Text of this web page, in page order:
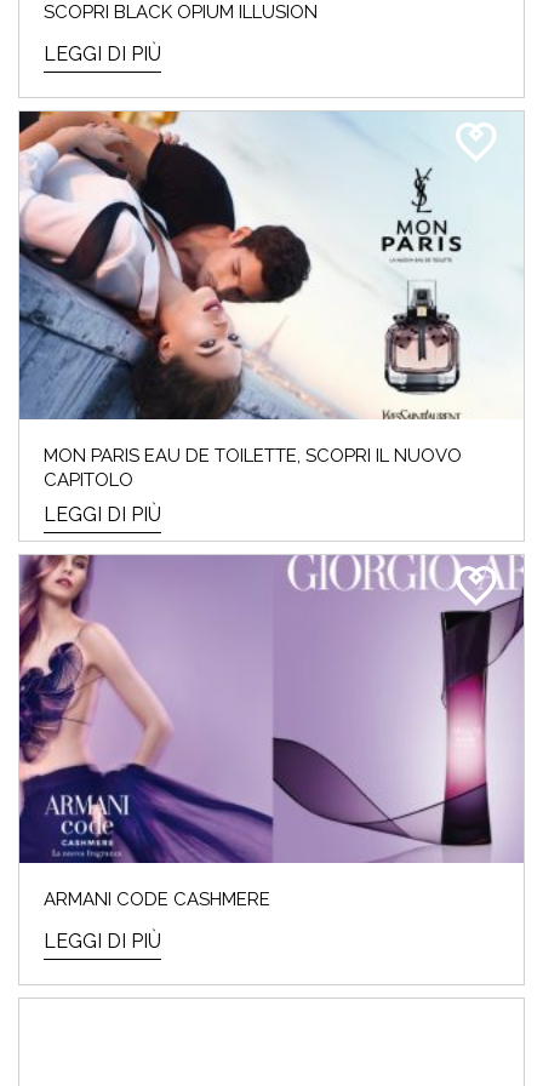
GUIDA AI REGALI SKINCARE E
MAKE-UP
TIC TAC… mancano pochi giorni alla festa
della mamma⏰ Se sei a corto di idee regalo
o ...
LEGGI DI PIÙ
SCOPRI BLACK OPIUM ILLUSION
LEGGI DI PIÙ
MON PARIS EAU DE TOILETTE, SCOPRI IL NUOVO
CAPITOLO
LEGGI DI PIÙ
ARMANI CODE CASHMERE
LEGGI DI PIÙ